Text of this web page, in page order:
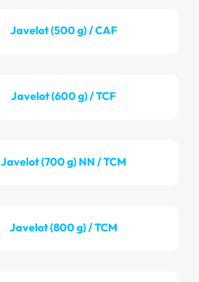
Javelot (500 g) / CAF
Javelot (600 g) / TCF
Javelot (700 g) NN / TCM
Javelot (800 g) / TCM